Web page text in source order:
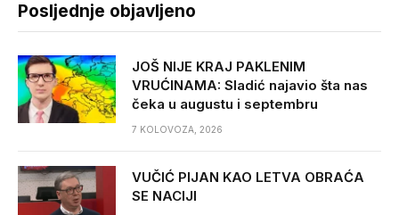
Posljednje objavljeno
JOŠ NIJE KRAJ PAKLENIM
VRUĆINAMA: Sladić najavio šta nas
čeka u augustu i septembru
7 KOLOVOZA, 2026
VUČIĆ PIJAN KAO LETVA OBRAĆA
SE NACIJI